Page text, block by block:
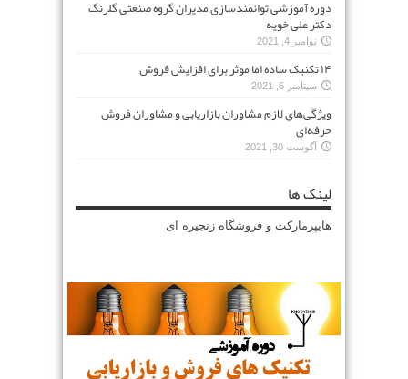
دوره آموزشی توانمندسازی مدیران گروه صنعتی گلرنگ
دکتر علی خویه
نوامبر 4, 2021
۱۴ تکنیک ساده اما موثر برای افزایش فروش
سپتامبر 6, 2021
ویژگی‌های لازم مشاوران بازاریابی و مشاوران فروش
حرفه‌ای
آگوست 30, 2021
لینک ها
هایپرمارکت و فروشگاه زنجیره ای